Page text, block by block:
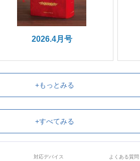
2026.4月号
+もっとみる
+すべてみる
対応デバイス よくある質問